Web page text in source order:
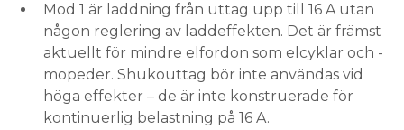
Mod 1 är laddning från uttag upp till 16 A utan
någon reglering av laddeffekten. Det är främst
aktuellt för mindre elfordon som elcyklar och -
mopeder. Shukouttag bör inte användas vid
höga effekter – de är inte konstruerade för
kontinuerlig belastning på 16 A.